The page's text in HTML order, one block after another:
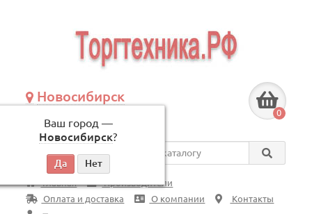
Новосибирск
Ваш город —
Новосибирск?
по будням, с 09:00 до 18:00
0
Везде
Главная
Производители
Оплата и доставка
О компании Контакты